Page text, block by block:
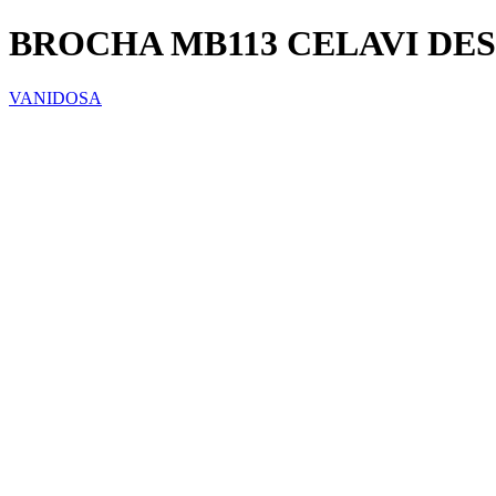
BROCHA MB113 CELAVI
VANIDOSA